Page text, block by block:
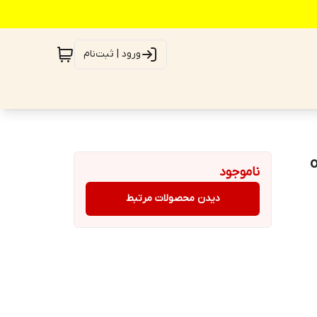
ورود | ثبت‌نام
ناموجود
دیدن محصولات مرتبط